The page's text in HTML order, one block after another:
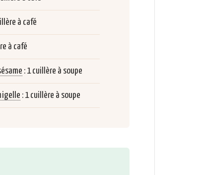
à café
à café
: 1 cuillère à soupe
: 1 cuillère à soupe